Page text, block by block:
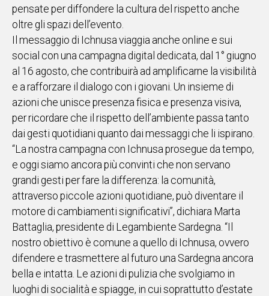
pensate per diffondere la cultura del rispetto anche
oltre gli spazi dell’evento.
Il messaggio di Ichnusa viaggia anche online e sui
social con una campagna digital dedicata, dal 1° giugno
al 16 agosto, che contribuirà ad amplificarne la visibilità
e a rafforzare il dialogo con i giovani. Un insieme di
azioni che unisce presenza fisica e presenza visiva,
per ricordare che il rispetto dell’ambiente passa tanto
dai gesti quotidiani quanto dai messaggi che li ispirano.
“La nostra campagna con Ichnusa prosegue da tempo,
e oggi siamo ancora più convinti che non servano
grandi gesti per fare la differenza: la comunità,
attraverso piccole azioni quotidiane, può diventare il
motore di cambiamenti significativi”, dichiara Marta
Battaglia, presidente di Legambiente Sardegna. “Il
nostro obiettivo è comune a quello di Ichnusa, ovvero
difendere e trasmettere al futuro una Sardegna ancora
bella e intatta. Le azioni di pulizia che svolgiamo in
luoghi di socialità e spiagge, in cui soprattutto d’estate